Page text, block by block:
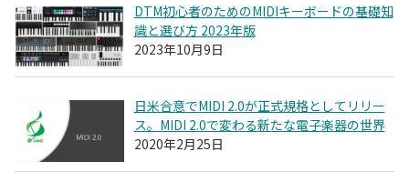
DTM初心者のためのMIDIキーボードの基礎知
識と選び方 2023年版
2023年10月9日
日米合意でMIDI 2.0が正式規格としてリリー
ス。MIDI 2.0で変わる新たな電子楽器の世界
2020年2月25日